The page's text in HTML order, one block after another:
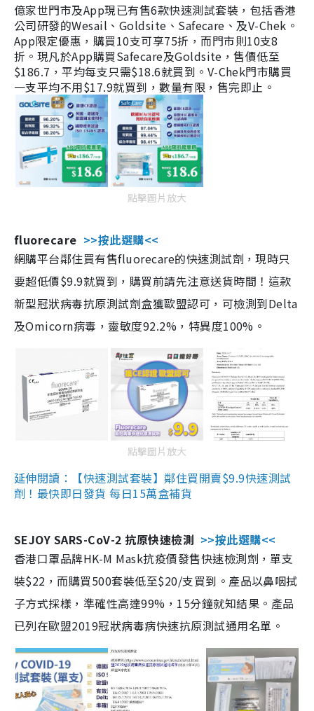
億家世門市及App現已有售6款快速測試套裝，包括香港
公司研發的Wesail、Goldsite、Safecare、及V-Chek。
App限定優惠，購買10支可享75折，而門市則10支8
折。現凡於App購買Safecare及Goldsite，售價低至
$186.7，平均每支只需$18.6就買到。V-Chek門市購買
一支平均不用$17.9就買到，數量有限，售完即止。
點擊圖片放大
fluorecare >>按此選購<<
網購平台鄰住買有售fluorecare的快速測試劑，現時只
要超低價$9.9就買到，購買前請先注意送貨時間！這款
新型冠狀病毒抗原測試劑盒獲歐盟認可，可檢測到Delta
及Omicorn病毒，靈敏度92.2%，特異度100%。
點擊圖片放大
延伸閱讀：【快速測試套裝】鄰住買開賣$9.9快速測試
劑！最快即日發貨 每日15萬盒補貨
SEJOY SARS-CoV-2 抗原快速檢測 >>按此選購<<
香港口罩品牌HK-M Mask抗疫價發售快速檢測劑，單支
裝$22，而購買500套裝低至$20/支買到。產品以鼻咽拭
子方式採樣，準確性高達99%，15分鐘就知結果。產品
已列在歐盟2019冠狀病毒病快速抗原測試通用名單。